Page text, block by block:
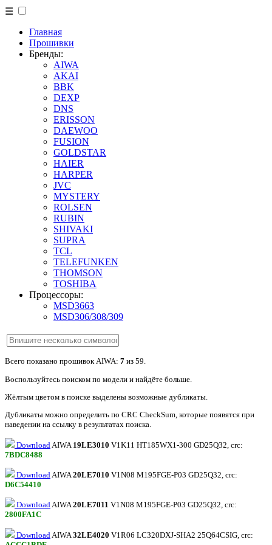
☰
Главная
Прошивки
Бренды:
AIWA
AKAI
BBK
DEXP
DNS
ERISSON
DAEWOO
FUSION
GOLDSTAR
HAIER
HARPER
JVC
MYSTERY
ROLSEN
RUBIN
SHIVAKI
SUPRA
TCL
TELEFUNKEN
THOMSON
TOSHIBA
Процессоры:
MSD3663
MSD306/308/309
Всего показано прошивок AIWA: 7 из 59.
Воспользуйтесь поиском по модели и найдёте больше.
Жёлтым цветом в поиске выделены возможные дубликаты.
Дубликаты можно определить по CRC CheckSum, которые появятся при
наведении на ссылку в результатах поиска.
Download AIWA 19LE3010 V1K11 HT185WX1-300 GD25Q32, crc:
7BDC8488
Download AIWA 20LE7010 V1N08 M195FGE-P03 GD25Q32, crc:
D6C54410
DownloadAIWA20LE7011 V1N08 M195FGE-P03 GD25Q32, crc:
2800FA1C
Download AIWA 32LE4020 V1R06 LC320DXJ-SHA2 25Q64CSIG, crc: